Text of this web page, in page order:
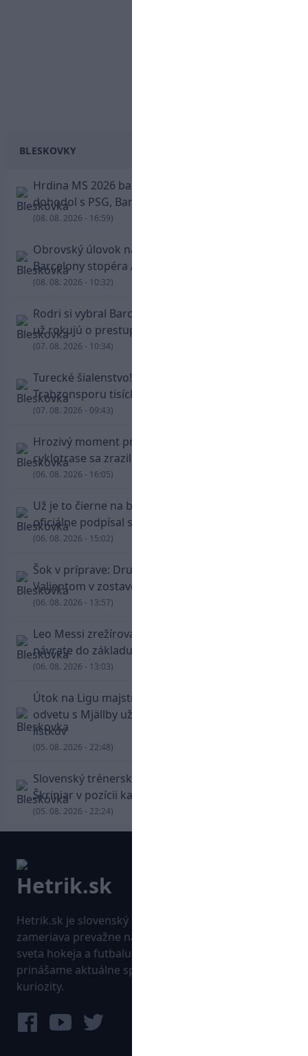
BLESKOVKY
Hrdina MS 2026 balí kufre! Ferran Torres sa
dohodol s PSG, Barcelona mu brániť nebude
(08. 08. 2026 - 16:59)
Obrovský úlovok na Anfielde: Liverpool získal z
Barcelony stopéra Arauja
(08. 08. 2026 - 10:32)
Rodri si vybral Barcelonu a odmietol Real. Kluby
už rokujú o prestupovej čiastke
(07. 08. 2026 - 10:34)
Turecké šialenstvo! Salaha vítali na štadióne
Trabzonsporu tisícky fanúšikov
(07. 08. 2026 - 09:43)
Hrozivý moment pre Zdena Cháru! Na
cyklotrase sa zrazil s bežcom
(06. 08. 2026 - 16:05)
Už je to čierne na bielom: Mohamed Salah
oficiálne podpísal s Trabzonsporom
(06. 08. 2026 - 15:02)
Šok v príprave: Druholigová Mallorca s
Valjentom v zostave zdolala PSG
(06. 08. 2026 - 13:57)
Leo Messi zrežíroval obrat Interu Miami, pri
návrate do základu strelil dva góly
(06. 08. 2026 - 13:03)
Útok na Ligu majstrov láka! Slovan hlási na
odvetu s Mjällby už viac ako 13-tisíc predaných
lístkov
(05. 08. 2026 - 22:48)
Slovenský trénerský súboj pre Borbélyho,
Škriniar v pozícii kapitána potiahol Fenerbahce
(05. 08. 2026 - 22:24)
Hetrik.sk je slovenský športový portál, ktorý sa
zameriava prevažne na najnovšie informácie zo
sveta hokeja a futbalu. Pravidelne na dennej báze
prinášame aktuálne správy, góly, zaujímavosti a
kuriozity.